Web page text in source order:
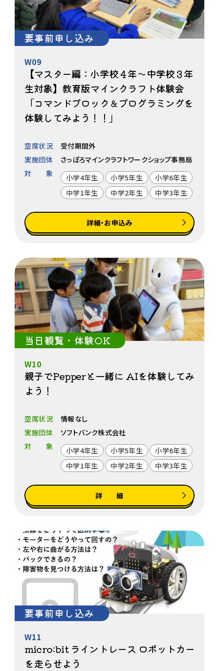
要事前申し込み
W09
【マスター編：小学校４年～中学校３年
生対象】教育版マインクラフト体験会
「コマンドブロック＆プログラミングを
体験してみよう！！」
空席状況
受付期間外
実施団体
さっぽろマインクラフトワークショップ事務局
対象
小学4年生 小学5年生
小学6年生
中学1年生
中学2年生 中学3年生
詳細・お申込み
当日観覧・体験OK
W10
親子でPepperと一緒に AIを体験してみ
よう！
空席状況
情報なし
実施団体
ソフトバンク株式会社
対象
小学4年生 小学5年生
小学6年生
中学1年生
中学2年生 中学3年生
詳 細
要事前申し込み
W11
micro:bit ライントレース ロボットカー
を走らせよう